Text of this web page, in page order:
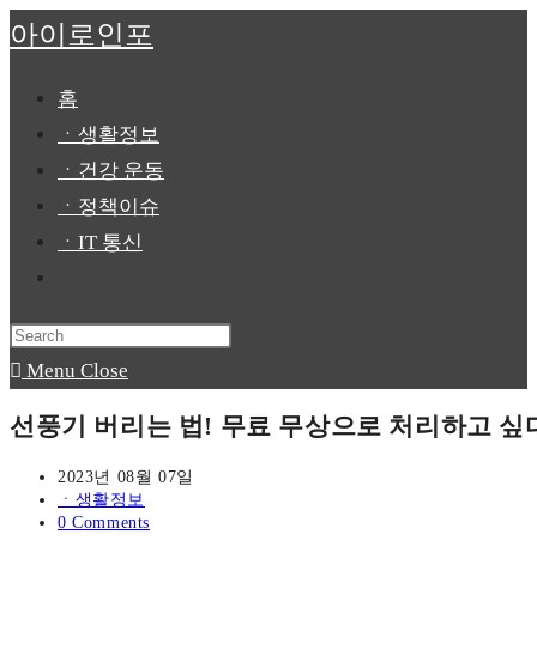
Skip
content
아이로인포
홈
ㆍ생활정보
ㆍ건강 운동
ㆍ정책이슈
ㆍIT 통신
search
close
Menu Close
선풍기 버리는 법! 무료 무상으로 처리하고 싶
Post
published:
2023년 08월 07일
Post
category:
ㆍ생활정보
Post
0 Comments